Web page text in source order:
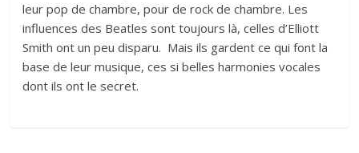
leur pop de chambre, pour de rock de chambre. Les
influences des Beatles sont toujours là, celles d’Elliott
Smith ont un peu disparu. Mais ils gardent ce qui font la
base de leur musique, ces si belles harmonies vocales
dont ils ont le secret.